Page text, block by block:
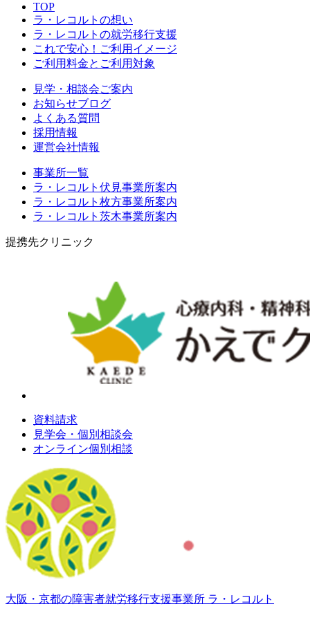
TOP
ラ・レコルトの想い
ラ・レコルトの就労移行支援
これで安心！ご利用イメージ
ご利用料金とご利用対象
見学・相談会ご案内
お知らせブログ
よくある質問
採用情報
運営会社情報
事業所一覧
ラ・レコルト伏見事業所案内
ラ・レコルト枚方事業所案内
ラ・レコルト茨木事業所案内
提携先クリニック
資料請求
見学会・個別相談会
オンライン個別相談
大阪・京都の障害者就労移行支援事業所 ラ・レコルト